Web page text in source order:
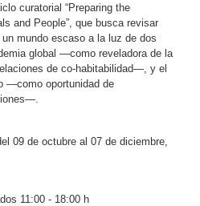
curatorial “Preparing the
and People”, que busca revisar
mundo escaso a la luz de dos
global —como reveladora de la
de co-habitabilidad—, y el
—como oportunidad de
09 de octubre al 07 de diciembre,
11:00 - 18:00 h